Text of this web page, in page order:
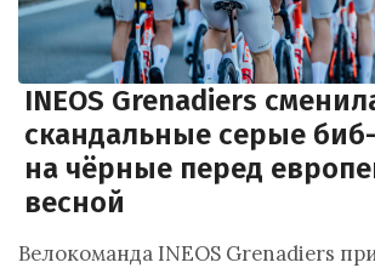
INEOS Grenadiers
скандальные серые
на чёрные перед
весной
Велокоманда INEOS Grenadiers